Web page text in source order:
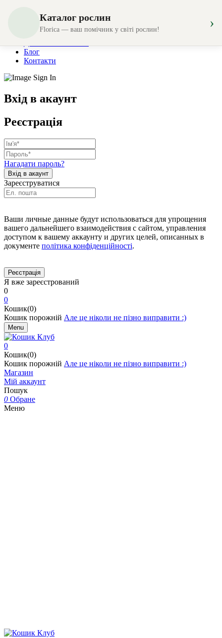
Магазин
Створення композицій
Блог
Контакти
Вхід в акаунт
Реєстрація
Нагадати пароль?
Зареєструватися
Ваши личные данные будут использоваться для упрощения
вашего дальнейшего взаимодействия с сайтом, управления
доступом к вашему аккаунту и других целей, описанных в
документе політика конфіденційності.
Я вже зареєстрований
0
0
Кошик(0)
Кошик порожній Але це ніколи не пізно виправити :)
Menu
0
Кошик(0)
Кошик порожній Але це ніколи не пізно виправити :)
Магазин
Мій аккаунт
Пошук
0 Обране
Меню
Каталог рослин
Florica — ваш помічник у світі рослин! ›